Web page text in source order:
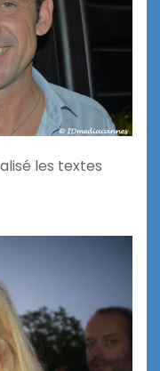
les textes